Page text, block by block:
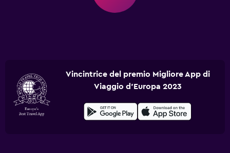
Vincintrice del premio Migliore App di
Viaggio d'Europa 2023